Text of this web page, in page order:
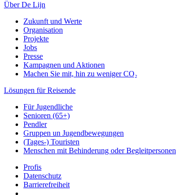
Über De Lijn
Zukunft und Werte
Organisation
Projekte
Jobs
Presse
Kampagnen und Aktionen
Machen Sie mit, hin zu weniger CO₂
Lösungen für Reisende
Für Jugendliche
Senioren (65+)
Pendler
Gruppen un Jugendbewegungen
(Tages-) Touristen
Menschen mit Behinderung oder Begleitpersonen
Profis
Datenschutz
Barrierefreiheit